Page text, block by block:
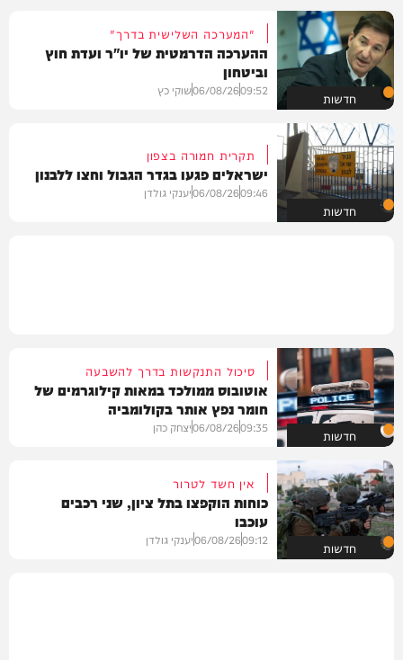
חדשות
"המערכה השלישית בדרך"
ההערכה הדרמטית של יו"ר ועדת חוץ
וביטחון
09:52
06/08/26שוקי כץ
חדשות
תקרית חמורה בצפון
ישראלים פגעו בגדר הגבול וחצו ללבנון
09:46
06/08/26יענקי גולדן
חדשות
סיכול התנקשות בדרך להשבעה
אוטובוס ממולכד במאות קילוגרמים של
חומר נפץ אותר בקולומביה
09:35
06/08/26יצחק כהן
חדשות
אין חשד לטרור
כוחות הוקפצו בתל ציון, שני רכבים
עוכבו
09:12
06/08/26יענקי גולדן